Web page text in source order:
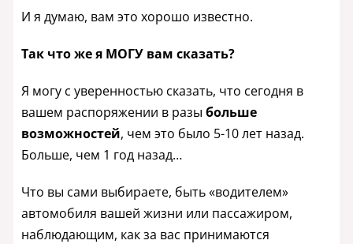
И я думаю, вам это хорошо известно.
Так что же я МОГУ вам сказать?
Я могу с уверенностью сказать, что сегодня в
вашем распоряжении в разы больше
возможностей, чем это было 5-10 лет назад.
Больше, чем 1 год назад…
Что вы сами выбираете, быть «водителем»
автомобиля вашей жизни или пассажиром,
наблюдающим, как за вас принимаются